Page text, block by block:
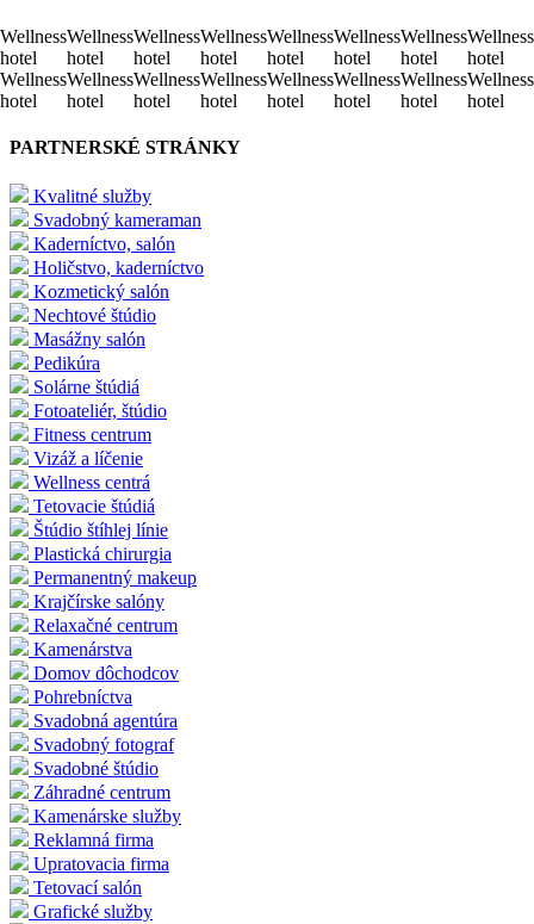
Wellness
hotel
Wellness
hotel
Wellness
hotel
Wellness
hotel
Wellness
hotel
Wellness
hotel
Wellness
hotel
Wellness
hotel
Wellness
hotel
Wellness
hotel
Wellness
hotel
Wellness
hotel
Wellness
hotel
Wellness
hotel
Wellness
hotel
Wellness
hotel
PARTNERSKÉ STRÁNKY
Kvalitné služby
Svadobný kameraman
Kaderníctvo, salón
Holičstvo, kaderníctvo
Kozmetický salón
Nechtové štúdio
Masážny salón
Pedikúra
Solárne štúdiá
Fotoateliér, štúdio
Fitness centrum
Vizáž a líčenie
Wellness centrá
Tetovacie štúdiá
Štúdio štíhlej línie
Plastická chirurgia
Permanentný makeup
Krajčírske salóny
Relaxačné centrum
Kamenárstva
Domov dôchodcov
Pohrebníctva
Svadobná agentúra
Svadobný fotograf
Svadobné štúdio
Záhradné centrum
Kamenárske služby
Reklamná firma
Upratovacia firma
Tetovací salón
Grafické služby